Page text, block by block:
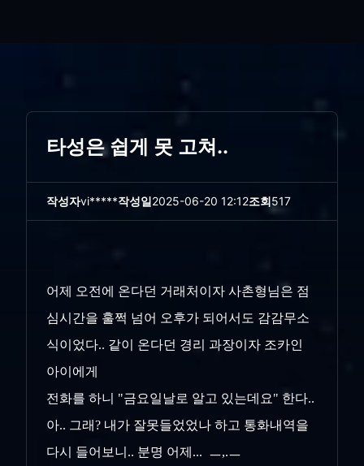
타성은 쉽게 못 고쳐..
작성자vi*****작성일2025-06-20 12:12조회517
어제 오전에 온다던 거래처이자 사촌형님은 점
심시간을 훌쩍 넘어 오후가 되어서도 감감무소
식이었다.. 같이 온다던 경리 과장이자 조카인
아이에게
전화를 하니 "금요일날로 알고 있는데요" 한다..
아.. 그래? 내가 잘못들었었나 하고 통화내역을
다시 들어보니.. 분명 어제... ㅡ,.ㅡ